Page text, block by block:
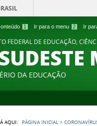
1 Ir para o menu 2 Ir
FEDERAL DE EDUCAÇÃO,
DA EDUCAÇÃO
AQUI: PÁGINA INICIAL >